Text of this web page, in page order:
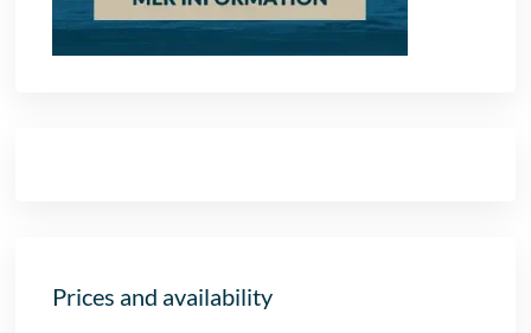
Prices and availability